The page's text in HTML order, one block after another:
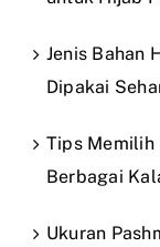
Jenis Bahan
Dipakai
Tips Memilih
Berbagai
Ukuran